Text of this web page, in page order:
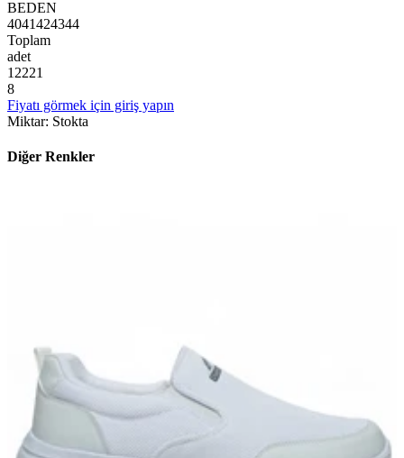
BEDEN
4041424344
Toplam
adet
1 2221
8
Fiyatı görmek için giriş yapın
Miktar: Stokta
Diğer Renkler